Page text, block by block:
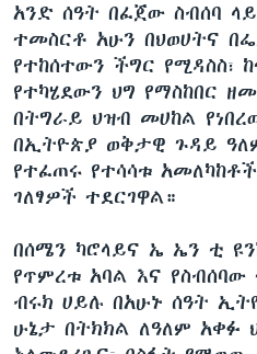
አንድ ሰዓት በፈጀው ስብሰባ
ተመስርቶ አሁን በህወሀትና
የተከሰተውን ችግር
የተካሄደውን ህግ የማስከበር
በትግራይ ህዝብ መሀከል
በኢትዮጵያ ወቅታዊ ጉዳይ
የተፈጠሩ የተሳሳቱ
ገለፃዎች ተደርገዋል።
በሰሜን ካሮላይና ኤ ኤን ቲ
የጥምረቱ አባል እና
ብሩክ ሀይሉ በአሁኑ ሰዓት
ሁኔታ በትክክል ለዓለም አቀፉ